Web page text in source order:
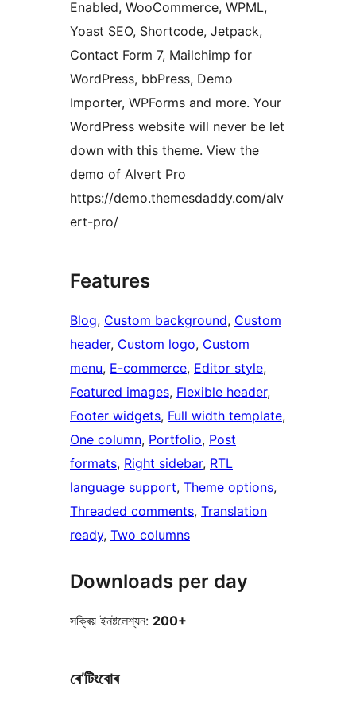
Enabled, WooCommerce, WPML,
Yoast SEO, Shortcode, Jetpack,
Contact Form 7, Mailchimp for
WordPress, bbPress, Demo
Importer, WPForms and more. Your
WordPress website will never be let
down with this theme. View the
demo of Alvert Pro
https://demo.themesdaddy.com/alv
ert-pro/
Features
Blog, Custom background, Custom
header, Custom logo, Custom
menu, E-commerce, Editor style
Featured images, Flexible header
Footer widgets, Full width template
One column, Portfolio, Post
formats, Right sidebar, RTL
language support, Theme options
Threaded comments, Translation
ready, Two columns
Downloads per day
সক্ৰিয় ইনষ্টলেশ্যন: 200+
ৰে’টিংবোৰ